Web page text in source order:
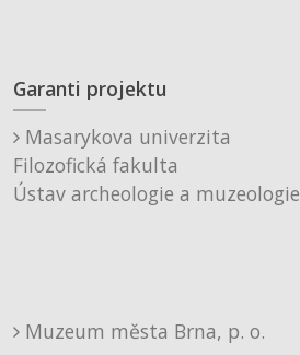
Garanti projektu
Masarykova univerzita
Filozofická fakulta
Ústav archeologie a muzeologie
Muzeum města Brna, p. o.